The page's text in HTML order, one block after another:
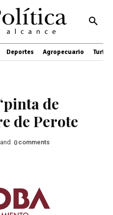
Deportes Agropecuario
de
de Perote
and 0 comments